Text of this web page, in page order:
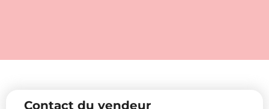
Contact du vendeur